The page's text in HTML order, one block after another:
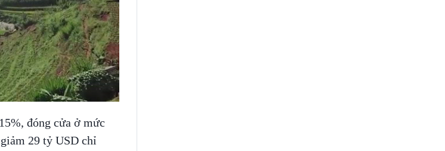
đóng cửa ở mức
29 tỷ USD chỉ